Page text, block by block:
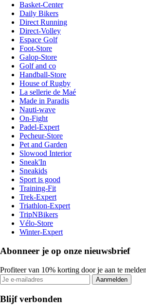
Basket-Center
Daily Bikers
Direct Running
Direct-Volley
Espace Golf
Foot-Store
Galop-Store
Golf and co
Handball-Store
House of Rugby
La sellerie de Maé
Made in Paradis
Nauti-wave
On-Fight
Padel-Expert
Pecheur-Store
Pet and Garden
Slowood Interior
Sneak'In
Sneakids
Sport is good
Training-Fit
Trek-Expert
Triathlon-Expert
TripNBikers
Vélo-Store
Winter-Expert
Abonneer je op onze nieuwsbrief
Profiteer van 10% korting door je aan te
Aanmelden
Blijf verbonden